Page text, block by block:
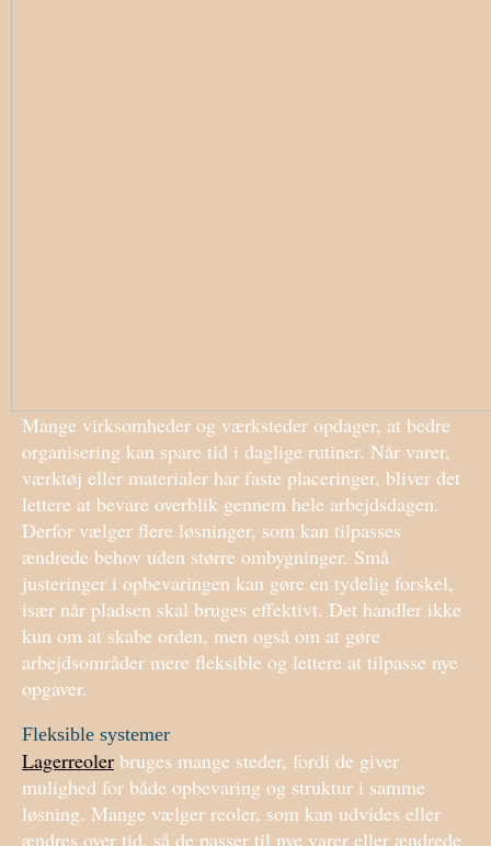
Mange virksomheder og værksteder opdager, at bedre
organisering kan spare tid i daglige rutiner. Når varer,
værktøj eller materialer har faste placeringer, bliver det
lettere at bevare overblik gennem hele arbejdsdagen.
Derfor vælger flere løsninger, som kan tilpasses
ændrede behov uden større ombygninger. Små
justeringer i opbevaringen kan gøre en tydelig forskel,
især når pladsen skal bruges effektivt. Det handler ikke
kun om at skabe orden, men også om at gøre
arbejdsområder mere fleksible og lettere at tilpasse nye
opgaver.
Fleksible systemer
Lagerreoler bruges mange steder, fordi de giver
mulighed for både opbevaring og struktur i samme
løsning. Mange vælger reoler, som kan udvides eller
ændres over tid, så de passer til nye varer eller ændrede